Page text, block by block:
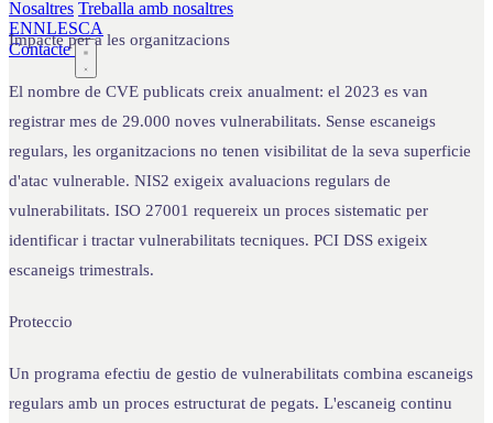
Nosaltres Treballa amb nosaltres
ENNLESCA
Contacte
Impacte per a les organitzacions
El nombre de CVE publicats creix anualment: el 2023 es van
registrar mes de 29.000 noves vulnerabilitats. Sense escaneigs
regulars, les organitzacions no tenen visibilitat de la seva superficie
d'atac vulnerable. NIS2 exigeix avaluacions regulars de
vulnerabilitats. ISO 27001 requereix un proces sistematic per
identificar i tractar vulnerabilitats tecniques. PCI DSS exigeix
escaneigs trimestrals.
Proteccio
Un programa efectiu de gestio de vulnerabilitats combina escaneigs
regulars amb un proces estructurat de pegats. L'escaneig continu